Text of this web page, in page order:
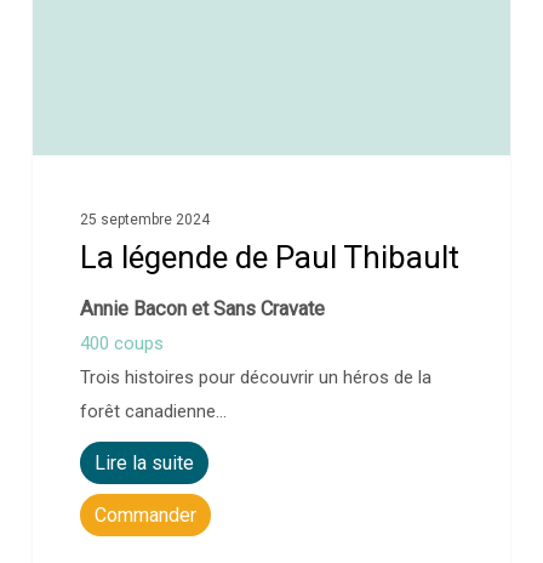
25 septembre 2024
La légende de Paul Thibault
Annie Bacon et Sans Cravate
400 coups
Trois histoires pour découvrir un héros de la
forêt canadienne…
Lire la suite
Commander